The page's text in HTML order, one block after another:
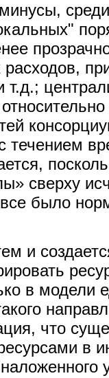
т.д.;
течением
сверху
было
и
в модели
что
в